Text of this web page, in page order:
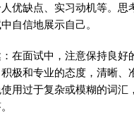
优缺点、实习动机等。思
自信地展示自己。
在面试中，注意保持良好
极和专业的态度，清晰、
用过于复杂或模糊的词汇